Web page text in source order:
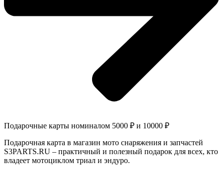
Подарочные карты номиналом 5000 ₽ и 10000 ₽
Подарочная карта в магазин мото снаряжения и запчастей
S3PARTS.RU – практичный и полезный подарок для всех, кто
владеет мотоциклом триал и эндуро.